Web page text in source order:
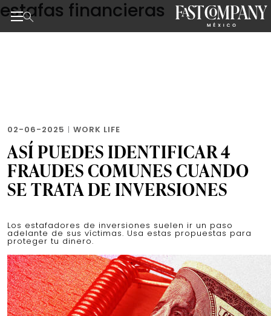
Skip
to
the
estafas financieras
02-06-2025 | WORK LIFE
ASÍ PUEDES IDENTIFICAR 4
FRAUDES COMUNES CUANDO
SE TRATA DE INVERSIONES
Los estafadores de inversiones suelen ir un paso
adelante de sus víctimas. Usa estas propuestas para
proteger tu dinero.